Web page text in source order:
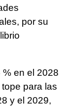
por su
en el 2028
para las
y el 2029,